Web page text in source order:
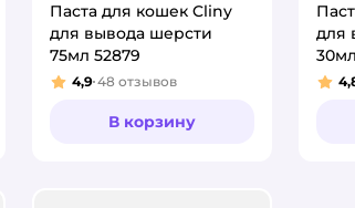
Паста для кошек Cliny
для вывода шерсти
75мл 52879
Рейтинг:
4,9 48 отзывов
В корзину
для
30мл